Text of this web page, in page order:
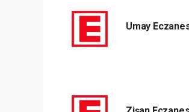
Umay